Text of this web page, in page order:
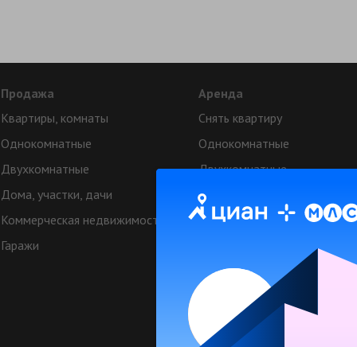
Продажа
Аренда
Квартиры, комнаты
Однокомнатные
Двухкомнатные
Дома, участки, дачи
Коммерческая недвижимость
Гаражи
Снять квартиру
Однокомнатные
Двухкомнатные
Аренда коттеджей
Квартиры посуточно
Коттеджи посуточно
Коммерческая
© МЛСН.ру - недвижимость